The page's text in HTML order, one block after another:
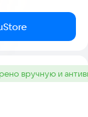
вручную и